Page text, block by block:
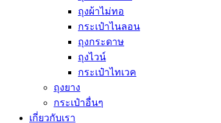
ถุงผ้าไม่ทอ
กระเป๋าไนลอน
ถุงกระดาษ
ถุงไวน์
กระเป๋าไทเวค
ถุงยาง
กระเป๋าอื่นๆ
เกี่ยวกับเรา